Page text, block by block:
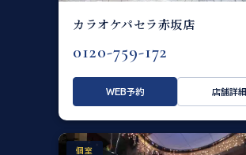
カラオケパセラ赤坂店
0120-759-172
WEB予約 店舗詳細
個室